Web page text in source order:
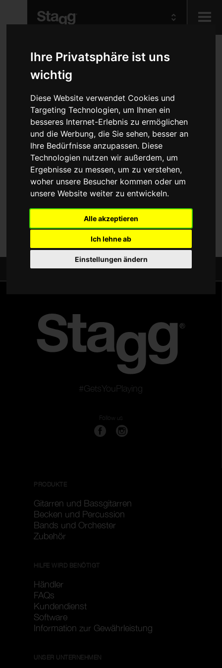
Ihre Privatsphäre ist uns
wichtig
Diese Website verwendet Cookies und
Targeting Technologien, um Ihnen ein
besseres Internet-Erlebnis zu ermöglichen
und die Werbung, die Sie sehen, besser an
Ihre Bedürfnisse anzupassen. Diese
Technologien nutzen wir außerdem, um
Ergebnisse zu messen, um zu verstehen,
woher unsere Besucher kommen oder um
unsere Website weiter zu entwickeln.
Alle akzeptieren
Ich lehne ab
Einstellungen ändern
Kids
Lighting
1,5M-1,5
VERLANG.NEMA5 M/F
US
Kabel Stromkabel Netz Verlängerungskabel
REF: NPW1,5MFPUS15
US NEMA 5-15P F to US NEMA 5-15P M
H07RNF spec industrial grade cable
1.5qmm/16GA pure copper conductors
Tight sealing connectors for a solid connection
Rubber cable jacket ensure a strong and durable cable that remains supple
Teilen:
#GetsYouPlaying
Follow us
PRODUKTE
Gitarren und Bassgitarren
Becken und Percussion
Bands und Orchester
Zubehör
HILFE WIRD BENÖTIGT
Händler
FAQs
Kundendienst
Software
Information zur Gewährleistung
UNSER UNTERNEHMEN